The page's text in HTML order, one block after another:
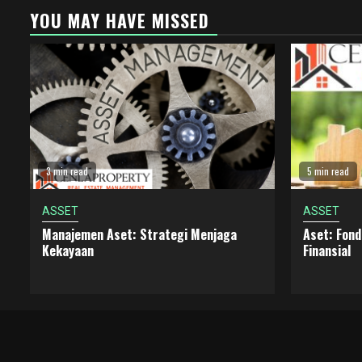
YOU MAY HAVE MISSED
3 min read
ASSET
Manajemen Aset: Strategi Menjaga
Kekayaan
5 min read
ASSET
Aset:
Finansial